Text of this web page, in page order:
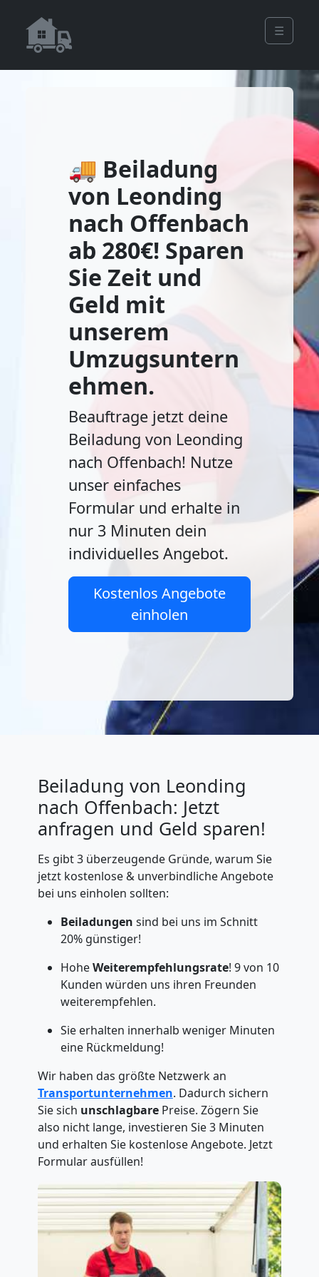
☰
🚚 Beiladung
von Leonding
nach Offenbach
ab 280€! Sparen
Sie Zeit und
Geld mit
unserem
Umzugsuntern
ehmen.
Beauftrage jetzt deine
Beiladung von Leonding
nach Offenbach! Nutze
unser einfaches
Formular und erhalte in
nur 3 Minuten dein
individuelles Angebot.
Kostenlos Angebote
einholen
Beiladung von Leonding
nach Offenbach: Jetzt
anfragen und Geld sparen!
Es gibt 3 überzeugende Gründe, warum Sie
jetzt kostenlose & unverbindliche Angebote
bei uns einholen sollten:
Beiladungen sind bei uns im Schnitt
20% günstiger!
HoheWeiterempfehlungsrate! 9 von 10
Kunden würden uns ihren Freunden
weiterempfehlen.
Sie erhalten innerhalb weniger Minuten
eine Rückmeldung!
Wir haben das größte Netzwerk an
Transportunternehmen. Dadurch sichern
Sie sich unschlagbare Preise. Zögern Sie
also nicht lange, investieren Sie 3 Minuten
und erhalten Sie kostenlose Angebote. Jetzt
Formular ausfüllen!